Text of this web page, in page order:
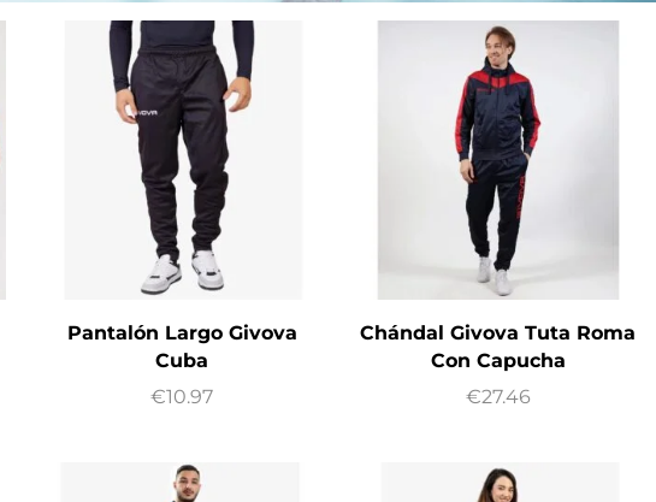
Pantalón Largo Givova
Cuba
€10.97
Chándal Givova Tuta Roma
Con Capucha
€27.46